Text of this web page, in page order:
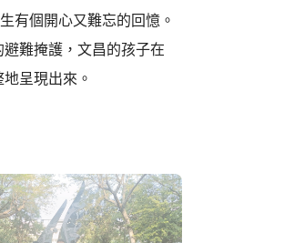
有個開心又難忘的回憶。
難掩護，文昌的孩子在
呈現出來。